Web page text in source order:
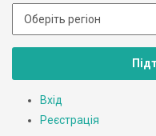
Вхід
Реєстрація